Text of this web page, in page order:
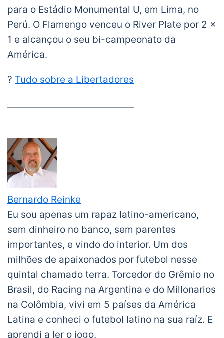
para o Estádio Monumental U, em Lima, no
Perú. O Flamengo venceu o River Plate por 2 x
1 e alcançou o seu bi-campeonato da
América.
? Tudo sobre a Libertadores
Bernardo Reinke
Eu sou apenas um rapaz latino-americano,
sem dinheiro no banco, sem parentes
importantes, e vindo do interior. Um dos
milhões de apaixonados por futebol nesse
quintal chamado terra. Torcedor do Grêmio no
Brasil, do Racing na Argentina e do Millonarios
na Colômbia, vivi em 5 países da América
Latina e conheci o futebol latino na sua raíz. E
aprendi a ler o jogo.